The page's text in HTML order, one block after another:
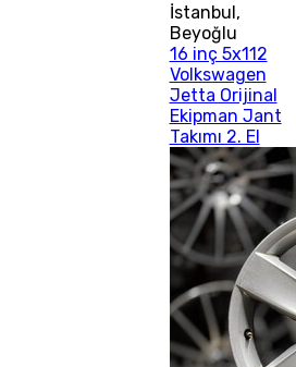
İstanbul,
Beyoğlu
16 inç 5x112
Volkswagen
Jetta Orijinal
Ekipman Jant
Takımı 2. El